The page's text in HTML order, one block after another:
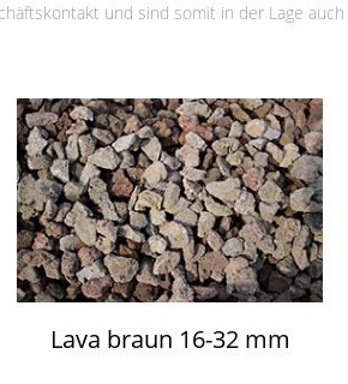
und sind somit in der Lage
Lava braun 16-32 mm